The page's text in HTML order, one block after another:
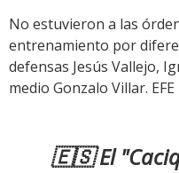
No estuvieron a las
entrenamiento por
defensas Jesús Vallejo,
medio Gonzalo Villar. EFE
🇪🇸 El